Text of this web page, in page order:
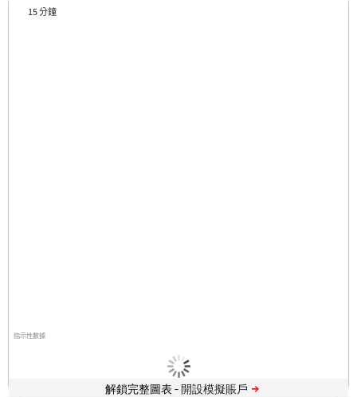
指示性數據
15 分鐘
解鎖完整圖表 -